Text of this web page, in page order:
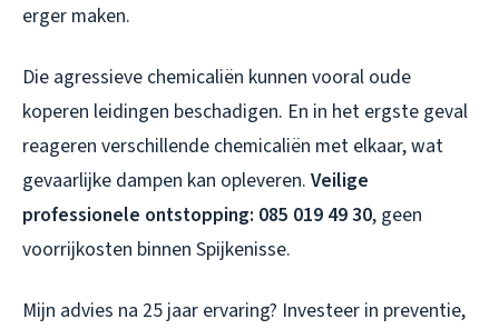
erger maken.
Die agressieve chemicaliën kunnen vooral oude
koperen leidingen beschadigen. En in het ergste geval
reageren verschillende chemicaliën met elkaar, wat
gevaarlijke dampen kan opleveren. Veilige
professionele ontstopping: 085 019 49 30, geen
voorrijkosten binnen Spijkenisse.
Mijn advies na 25 jaar ervaring? Investeer in preventie,